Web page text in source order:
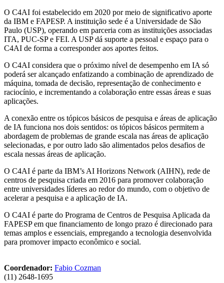
O C4AI foi estabelecido em 2020 por meio de significativo aporte
da IBM e FAPESP. A instituição sede é a Universidade de São
Paulo (USP), operando em parceria com as instituições associadas
ITA, PUC-SP e FEI. A USP dá suporte a pessoal e espaço para o
C4AI de forma a corresponder aos aportes feitos.
O C4AI considera que o próximo nível de desempenho em IA só
poderá ser alcançado enfatizando a combinação de aprendizado de
máquina, tomada de decisão, representação de conhecimento e
raciocínio, e incrementando a colaboração entre essas áreas e suas
aplicações.
A conexão entre os tópicos básicos de pesquisa e áreas de aplicação
de IA funciona nos dois sentidos: os tópicos básicos permitem a
abordagem de problemas de grande escala nas áreas de aplicação
selecionadas, e por outro lado são alimentados pelos desafios de
escala nessas áreas de aplicação.
O C4AI é parte da IBM’s AI Horizons Network (AIHN), rede de
centros de pesquisa criada em 2016 para promover colaboração
entre universidades líderes ao redor do mundo, com o objetivo de
acelerar a pesquisa e a aplicação de IA.
O C4AI é parte do Programa de Centros de Pesquisa Aplicada da
FAPESP em que financiamento de longo prazo é direcionado para
temas amplos e essenciais, empregando a tecnologia desenvolvida
para promover impacto econômico e social.
Coordenador: Fabio Cozman
(11) 2648-1695